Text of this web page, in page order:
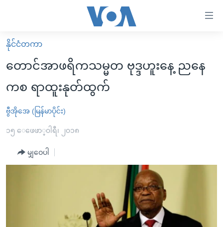
လွယ်ကူ
စေ
များ
ပင်မ
မူလစာမျက်နှာ
မြန်မာ
ကမ္ဘာ့သတင်းများ
နိုင်ငံတကာ
အစ္စရေး-ပါလက်စတိုင်း
ဗွီဒီယို
သတင်းလွတ်လပ်ခွင့်
အင်္ဂလိပ်စာလေ့လာမယ်
ရုပ်ရှင်ထဲက အင်္ဂလိပ်စာ
ရေဒီယိုနှင့်ရုပ်သံ အချက်အလက်များ
ရေဒီယို/တီဗွီအစီအစဉ်
နိုင်ငံတကာ
တောင်အာဖရိကသမ္မတ ဗုဒ္ဒဟူးနေ့ ညနေ
ကစ ရာထူးနုတ်ထွက်
ဗွီအိုအေ (မြန်မာပိုင်း)
၁၅ ေဖေဖာ္၀ါရီ၊ ၂၀၁၈
မျှဝေပါ